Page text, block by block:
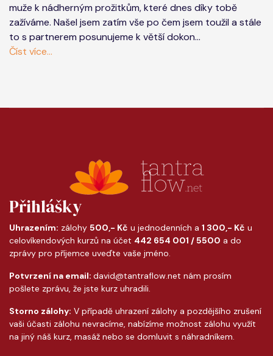
muže k nádherným prožitkům, které dnes díky tobě
zažíváme. Našel jsem zatím vše po čem jsem toužil a stále
to s partnerem posunujeme k větší dokon...
Číst více...
Přihlášky
Uhrazením: zálohy 500,- Kč u jednodenních a 1 300,- Kč u
celovíkendových kurzů na účet 442 654 001 / 5500 a do
zprávy pro příjemce uveďte vaše jméno.
Potvrzení na email: david@tantraflow.net nám prosím
pošlete zprávu, že jste kurz uhradili.
Storno zálohy: V případě uhrazení zálohy a pozdějšího zrušení
vaši účasti zálohu nevracíme, nabízíme možnost zálohu využít
na jiný náš kurz, masáž nebo se domluvit s náhradníkem.